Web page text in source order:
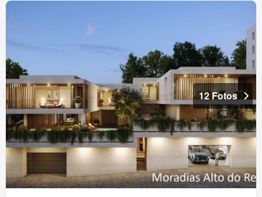
12 Fotos